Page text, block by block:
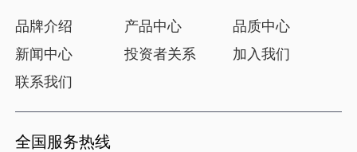
品牌介绍 产品中心
品质中心
新闻中心
投资者关系
加入我们
联系我们
全国服务热线